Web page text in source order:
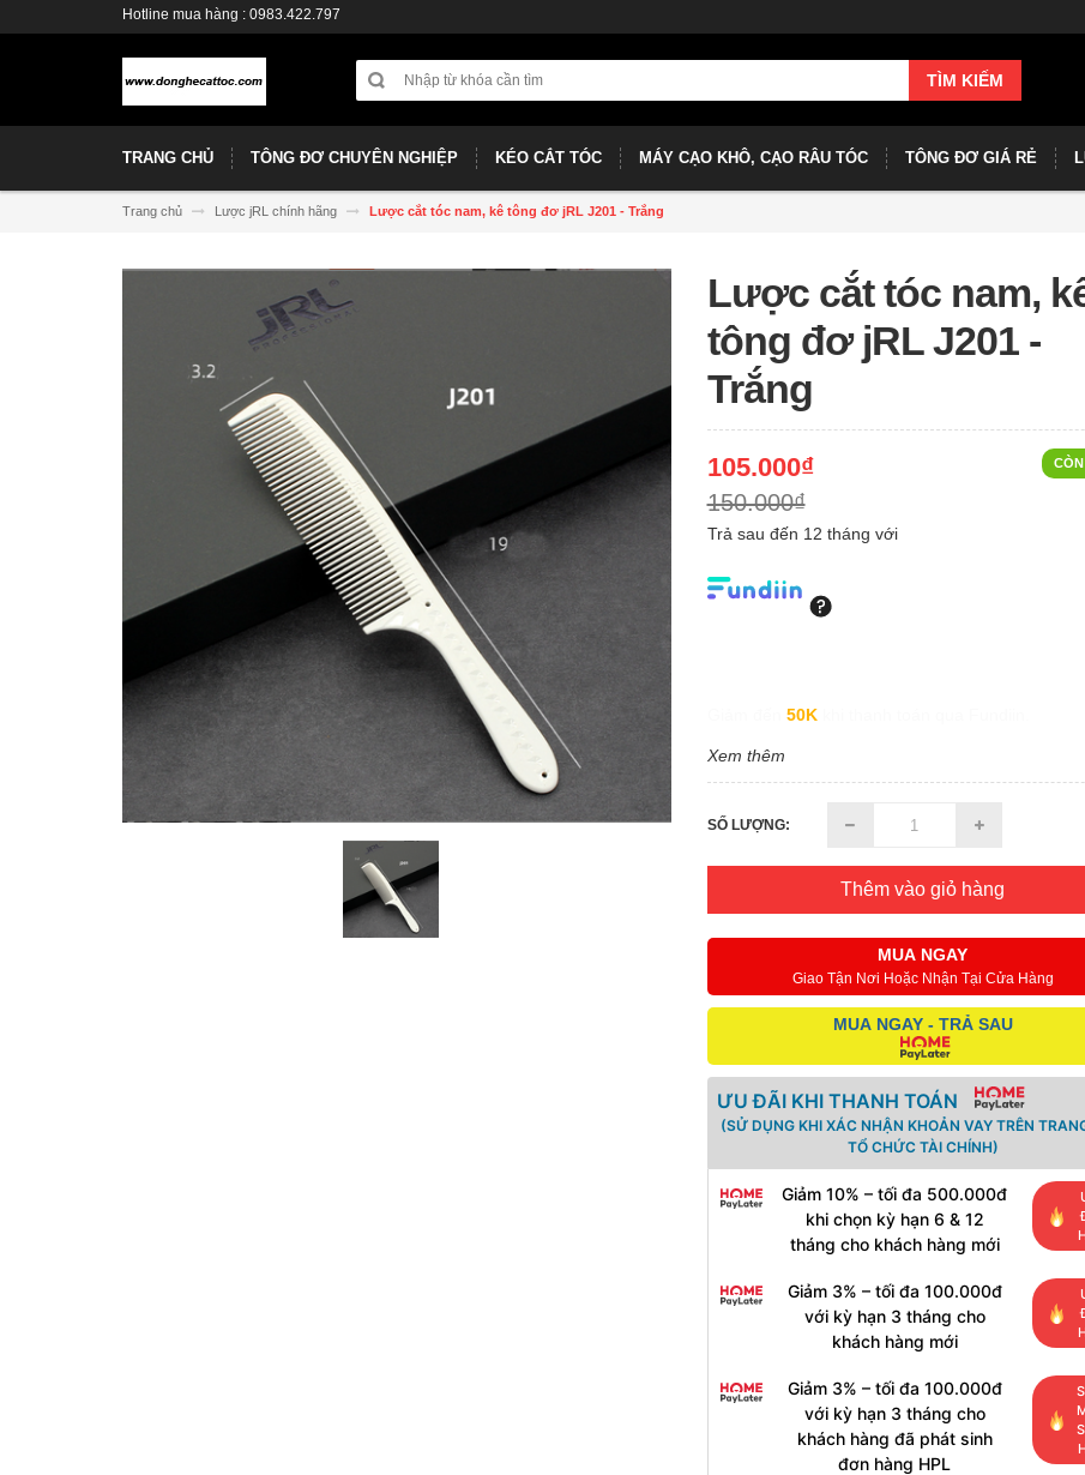
Hotline mua hàng : 0983.422.797
TÌM KIẾM
TRANG CHỦ TÔNG ĐƠ CHUYÊN NGHIỆP KÉO CẮT TÓC MÁY CẠO KHÔ, CẠO RÂU TÓC TÔNG ĐƠ GIÁ RẺ
Trang chủ Lược jRL chính hãng Lược cắt tóc nam, kê tông đơ jRL J201 - Trắng
Lược cắt tóc nam,
tông đơ jRL J201 -
Trắng
105.000₫
150.000₫
Trả sau đến 12 tháng với
50K
Xem thêm
SỐ LƯỢNG:
Thêm vào giỏ hàng
MUA NGAY
Giao Tận Nơi Hoặc Nhận Tại Cửa Hàng
MUA NGAY - TRẢ SAU
ƯU ĐÃI KHI THANH TOÁN
(SỬ DỤNG KHI XÁC NHẬN KHOẢN VAY TRÊN
TỔ CHỨC TÀI CHÍNH)
Giảm 10% – tối đa 500.000đ
khi chọn kỳ hạn 6 & 12
tháng cho khách hàng mới
Giảm 3% – tối đa 100.000đ
với kỳ hạn 3 tháng cho
khách hàng mới
Giảm 3% – tối đa 100.000đ
với kỳ hạn 3 tháng cho
khách hàng đã phát sinh
đơn hàng HPL